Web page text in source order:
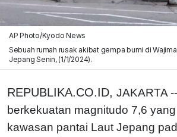
AP Photo/Kyodo News
Sebuah rumah rusak akibat gempa bumi di
Jepang Senin, (1/1/2024).
REPUBLIKA.CO.ID, JAKARTA
berkekuatan magnitudo 7,6
kawasan pantai Laut Jepang